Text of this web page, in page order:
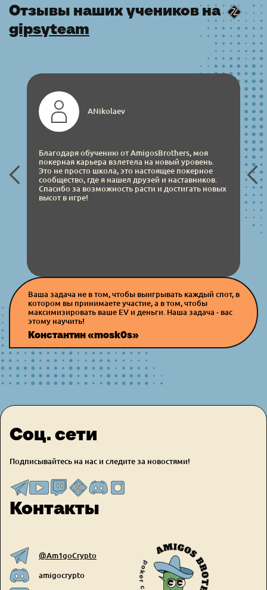
Отзывы наших учеников на
gipsyteam
ANikolaev
Благодаря обучению от AmigosBrothers, моя
покерная карьера взлетела на новый уровень.
Это не просто школа, это настоящее покерное
сообщество, где я нашел друзей и наставников.
Спасибо за возможность расти и достигать новых
высот в игре!
Ваша задача не в том, чтобы выигрывать каждый спот, в
котором вы принимаете участие, а в том, чтобы
максимизировать ваше EV и деньги. Наша задача - вас
этому научить!
Константин «mosk0s»
Соц. сети
Подписывайтесь на нас и следите за новостями!
Контакты
@Am1goCrypto
amigocrypto